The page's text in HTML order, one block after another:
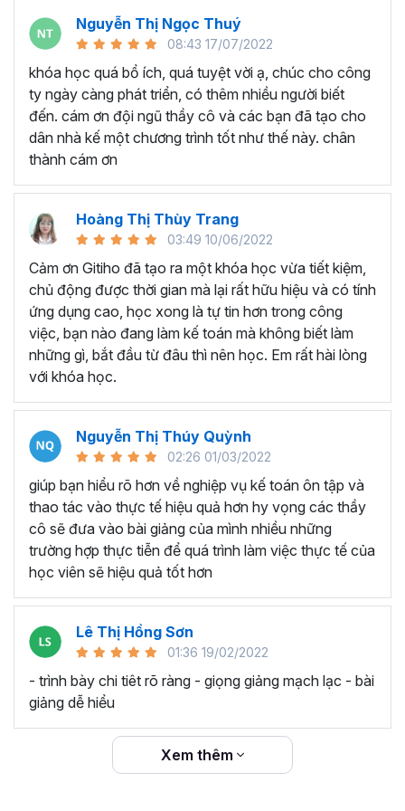
tin hơn trong công việc, biết được cách thực hiện
công việc vừa nhanh chóng lại hiệu quả mà không
phải ai cũng biết.
Có cơ hội tăng thu nhập và thăng tiến trong
công việc:Bạn sẽ được trang bị kiến thức và kỹ
năng cần thiết để theo đuổi sự nghiệp và tiến bộ hơn
trong công việc. Khi bạn được mở mang kiến thức,
cải thiện được kỹ năng thì cơ hội cũng sẽ mở ra.
ĐIỂM ĐẶC BIỆT CỦA KHÓA HỌC NÀY LÀ GÌ?
Hệ thống kiến thức chi tiết, từ cơ bản đến nâng
cao: Khóa học bắt đầu từ những kiến thức cơ bản
để giúp người học có những kiến thức căn bản về kế
toán tổng hợp, sau đó giảng viên sẽ giới thiệu những
phần nâng cao và phức tạp hơn để người học nắm
vững được kiến thức và các kỹ năng.
Tính ứng dụng cao - học ngay làm luôn:
học không chỉ giúp học viên nắm được lý thuyết mà
các vấn đề kế toán.
Hỗ trợ từ giảng viên:Nếu có bất kỳ thắc mắc hay
câu hỏi nào trong quá trình học, học viên có thể
được hỗ trợ từ giảng viên hoặc đội ngũ hỗ trợ khóa
học. Điều này giúp học viên không bị bỏ sót và có
thể giải đáp được mọi thắc mắc liên quan đến nội
dung khóa học.
Với những đặc điểm nổi bật, hiệnkhóa học kế toán tổng
hợp A-Z
hiện được gần33.000
lại nhiều đánh giá 5 sao cùng những bình luận khẳng định
chất lượng vượt bậc. Bạn có thể dễ dàng nhìn thấy ở phần
cuối của khóa học. Gitiho khẳng định đó là những đánh
CÂU HỎI HỌC VIÊN HAY HỎI KHÓA HỌC NÀY?
Ai là người hướng dẫn trong khóa học, họ có kinh
Nguyễn Thị Ngọc Thuý
08:43 17/07/2022
khóa học quá bổ ích, quá tuyệt vời ạ, chúc cho công
ty ngày càng phát triển, có thêm nhiều người biết
đến. cám ơn đội ngũ thầy cô và các bạn đã tạo cho
dân nhà kế một chương trình tốt như thế này. chân
thành cám ơn
Hoàng Thị Thùy Trang
03:49 10/06/2022
Cảm ơn Gitiho đã tạo ra một khóa học vừa tiết kiệm,
chủ động được thời gian mà lại rất hữu hiệu và có tính
ứng dụng cao, học xong là tự tin hơn trong công
việc, bạn nào đang làm kế toán mà không biết làm
những gì, bắt đầu từ đâu thì nên học. Em rất hài lòng
với khóa học.
Nguyễn Thị Thúy Quỳnh
02:26 01/03/2022
giúp bạn hiểu rõ hơn về nghiệp vụ kế toán ôn tập và
thao tác vào thực tế hiệu quả hơn hy vọng các thầy
cô sẽ đưa vào bài giảng của mình nhiều những
trường hợp thực tiễn để quá trình làm việc thực tế của
học viên sẽ hiệu quả tốt hơn
Lê Thị Hồng Sơn
01:36 19/02/2022
- trình bày chi tiêt rõ ràng - giọng giảng mạch lạc - bài
giảng dễ hiểu
Xem thêm